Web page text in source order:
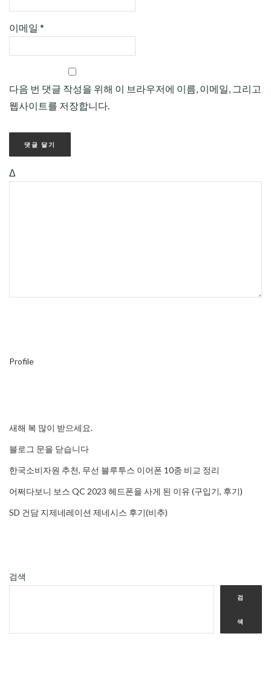
이메일 *
다음 번 댓글 작성을 위해 이 브라우저에 이름, 이메일, 그리고
웹사이트를 저장합니다.
Δ
Profile
새해 복 많이 받으세요.
블로그 문을 닫습니다
한국소비자원 추천, 무선 블루투스 이어폰 10종 비교 정리
어쩌다보니 보스 QC 2023 헤드폰을 사게 된 이유 (구입기, 후기)
SD 건담 지제네레이션 제네시스 후기(비추)
검색
검
색